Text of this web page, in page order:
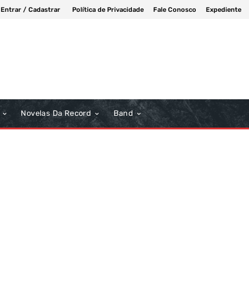
Entrar / Cadastrar Política de Privacidade Fale Conosco Expediente
Novelas Da Record Band